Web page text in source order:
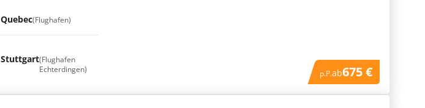
Quebec(Flughafen)
Stuttgart(Flughafen
Echterdingen)
p.P.ab675 €